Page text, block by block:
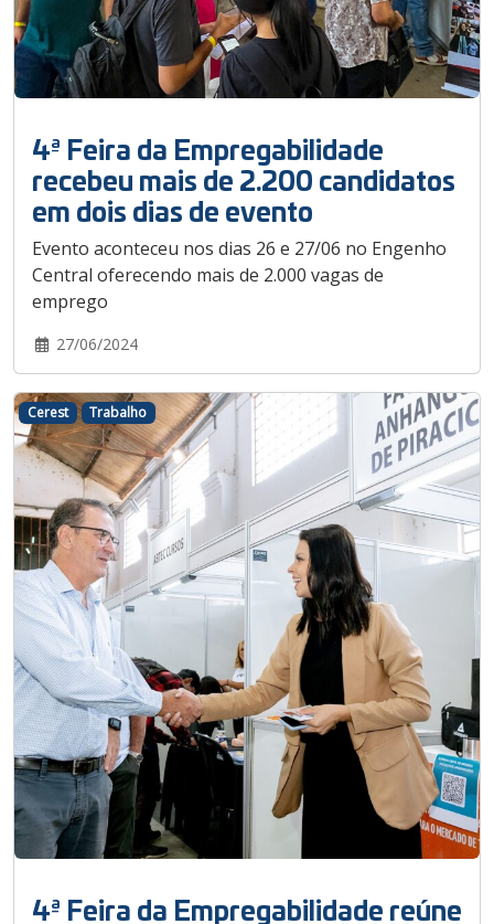
4ª Feira da Empregabilidade
recebeu mais de 2.200 candidatos
em dois dias de evento
Evento aconteceu nos dias 26 e 27/06 no Engenho
Central oferecendo mais de 2.000 vagas de
emprego
27/06/2024
4ª Feira da Empregabilidade reúne
Cerest Trabalho